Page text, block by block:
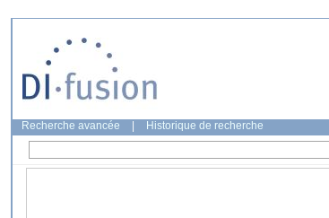
Recherche avancée Historique de recherche